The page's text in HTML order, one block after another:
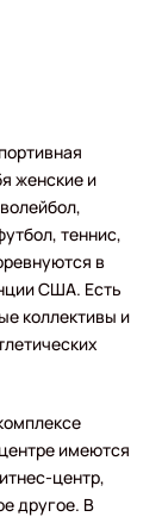
женские и
теннис,
в
США. Есть
коллективы и
имеются
центр,
другое. В